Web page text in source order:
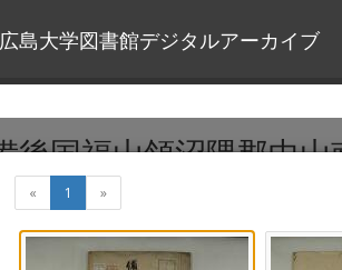
広島大学図書館デジタルアーカイブ